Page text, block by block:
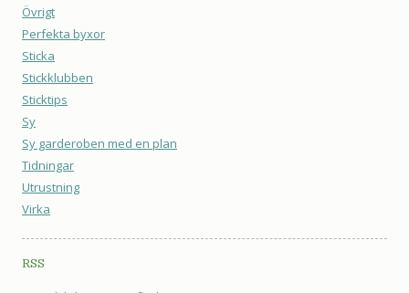
Övrigt
Perfekta byxor
Sticka
Stickklubben
Sticktips
Sy
Sy garderoben med en plan
Tidningar
Utrustning
Virka
RSS